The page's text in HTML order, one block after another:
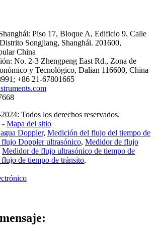
Piso 17, Bloque A, Edificio 9, Calle
Songjiang, Shanghái. 201600,
China
No. 2-3 Zhengpeng East Rd., Zona de
y Tecnológico, Dalian 116600, China
+86 21-67801665
Todos los derechos reservados.
- Mapa del sitio
Doppler, Medición del flujo del tiempo de
flujo Doppler ultrasónico, Medidor de flujo
Medidor de flujo ultrasónico de tiempo de
de tiempo de tránsito,